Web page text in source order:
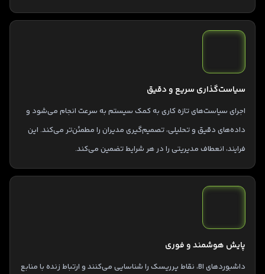
سیاست‌گذاری سریع و دقیق
اجرای سیاست‌های تازه کاری به کمک سیستم به سرعت انجام می‌شود و
داده‌های دقیق و تحلیلی، تصمیم‌گیری مدیران را مطمئن‌تر می‌کند. این
فرایند، انعطاف مدیریتی را در هر شرایط تضمین می‌کند.
پایش هوشمند و فوری
داشبوردهای BI، نقاط پرریسک را شناسایی می‌کنند و ارتباط زنده با منابع